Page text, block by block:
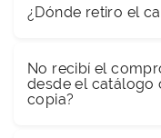
¿Dónde retiro el
No recibí el
desde el catálogo
copia?